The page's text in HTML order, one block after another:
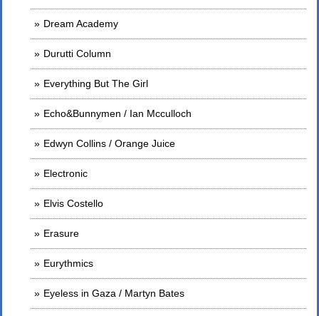
Dream Academy
Durutti Column
Everything But The Girl
Echo&Bunnymen / Ian Mcculloch
Edwyn Collins / Orange Juice
Electronic
Elvis Costello
Erasure
Eurythmics
Eyeless in Gaza / Martyn Bates